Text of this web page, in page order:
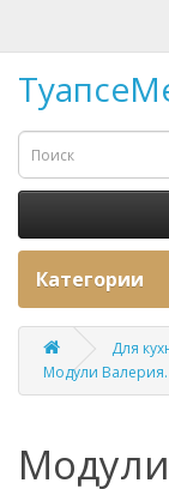
Категории
Для
Модули